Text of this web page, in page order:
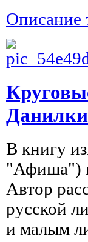
Описание
В книгу
"Афиша")
Автор
русской
и малым